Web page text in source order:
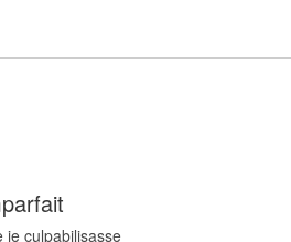
je culpabilisasse